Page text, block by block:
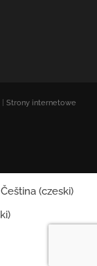
Strony internetowe
Čeština(czeski)
)